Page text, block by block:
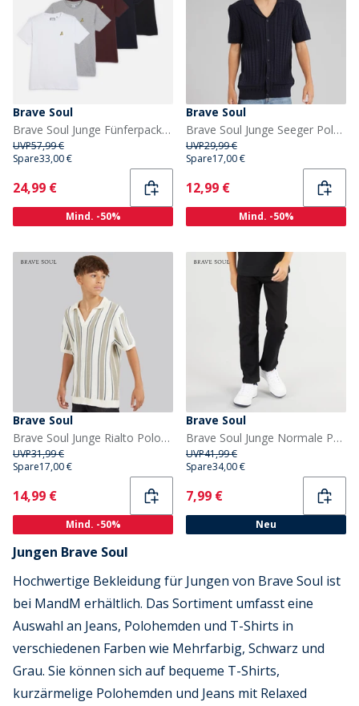
Brave Soul
Brave Soul Junge Fünferpack T Shirts Multi
UVP57,99 €
Spare33,00 €
Current
24,99 €
Mind. -50%
Brave Soul
Brave Soul Junge Seeger Polo Shirt Navy
UVP29,99 €
Spare17,00 €
Current
12,99 €
Mind. -50%
Brave Soul
Brave Soul Junge Rialto Poloshirt Creme/Hellgrün/Mittelgrün Cream/Lt Green/Mid Green
UVP31,99 €
Spare17,00 €
Current
14,99 €
Mind. -50%
Brave Soul
Brave Soul Junge Normale Passform Jeans Schwarz
UVP41,99 €
Spare34,00 €
Current
7,99 €
Neu
Jungen Brave Soul
Hochwertige Bekleidung für Jungen von Brave Soul ist
bei MandM erhältlich. Das Sortiment umfasst eine
Auswahl an Jeans, Polohemden und T-Shirts in
verschiedenen Farben wie Mehrfarbig, Schwarz und
Grau. Sie können sich auf bequeme T-Shirts,
kurzärmelige Polohemden und Jeans mit Relaxed